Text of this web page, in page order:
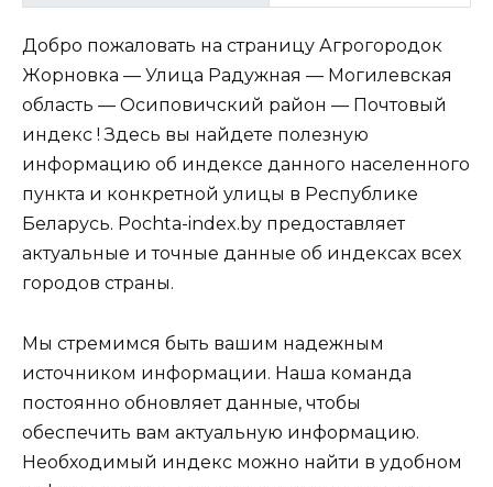
Добро пожаловать на страницу Агрогородок
Жорновка — Улица Радужная — Могилевская
область — Осиповичский район — Почтовый
индекс ! Здесь вы найдете полезную
информацию об индексе данного населенного
пункта и конкретной улицы в Республике
Беларусь. Pochta-index.by предоставляет
актуальные и точные данные об индексах всех
городов страны.
Мы стремимся быть вашим надежным
источником информации. Наша команда
постоянно обновляет данные, чтобы
обеспечить вам актуальную информацию.
Необходимый индекс можно найти в удобном